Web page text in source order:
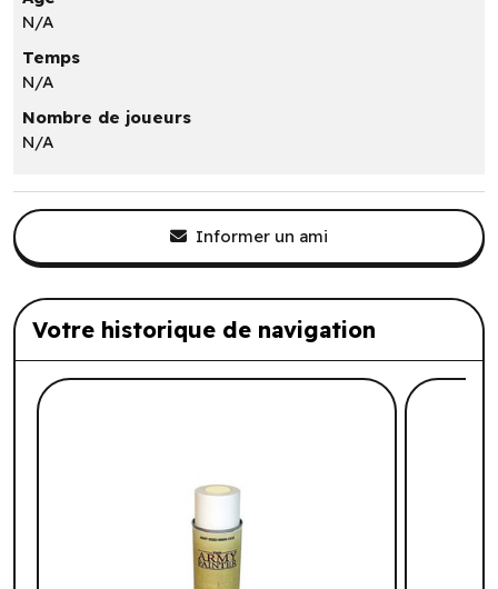
N/A
Temps
N/A
Nombre de joueurs
N/A
Informer un ami
Votre historique de navigation
Liste de produits suggérés: Votre